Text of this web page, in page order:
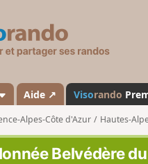
s
a
n
d
o
Aide ↗ Visorando
Alpes-Côte d'Azur Hautes-
Belvédère